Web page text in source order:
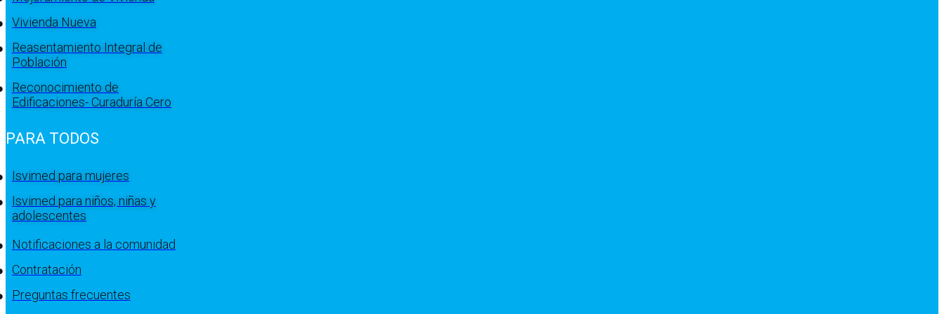
Vivienda Nueva
Reasentamiento Integral de
Población
Reconocimiento de
Edificaciones- Curaduría Cero
PARA TODOS
Isvimed para mujeres
Isvimed para niños, niñas y
adolescentes
Notificaciones a la comunidad
Contratación
Preguntas frecuentes